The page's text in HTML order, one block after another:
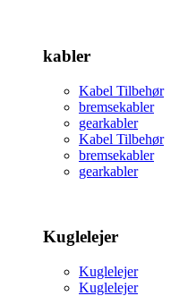
kabler
Kabel Tilbehør
bremsekabler
gearkabler
Kabel Tilbehør
bremsekabler
gearkabler
Kuglelejer
Kuglelejer
Kuglelejer